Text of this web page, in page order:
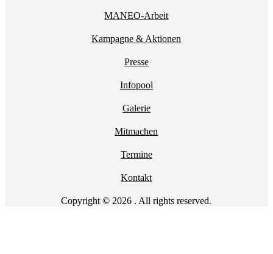
MANEO-Arbeit
Kampagne & Aktionen
Presse
Infopool
Galerie
Mitmachen
Termine
Kontakt
Copyright © 2026 . All rights reserved.